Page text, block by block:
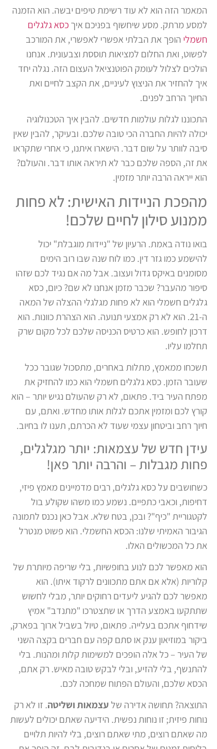
המאמר הזה הוא לא עוד רשימת טיפים יבשה. הוא הזמנה
למסע מרתק. מסע שיחשוף בפניכם איךכסא גלגלים
חשמליהופך את הבלתי אפשרי לאפשרי, את המורכב
לפשוט, ואת החלום למציאות תוססת וצבעונית. אנחנו
הולכים לצלול לעומק הפוטנציאל העצום הזה. נגלה יחד
איך להחזיר את הניצוץ לעיניים, את הקצב לחיים ואת
החיוך הרחב לפנים.
התכוננו לגלות עולמות חדשים. להבין איך הטכנולוגיה
יכולה להיות החברה הכי טובה שלכם. ובעיקר, להבין שאין
סיבה לוותר על שום דבר. הישארו איתנו, כי אחרי שתקראו
את זה, הספה שלכם כבר לא תיראה אותו דבר. והעולם?
הוא ייראה הרבה יותר מזמין.
מהפכת הניידות האישית: לא פחות
ממנוע סילון לחיים שלכם!
בואו נודה באמת. הרעיון של "ניידות מוגבלת" יכול
להישמע כמו גזר דין. כמו לוח שנה שבו רוב הימים
מסומנים באיקס גדול ועצוב. אבל מה אם נגיד לכם שזהו
סיפור מהעבר? שכבר מזמן אנחנו לא שם? כיום, כסא
גלגלים חשמלי הוא לא פחות מגלגלי ההצלה של המאה
ה-21. הוא לא רק אמצעי תנועה. הוא הצהרת כוונות. הוא
דרכון לחופש. הוא כרטיס הכניסה שלכם לכל מקום שרק
תחלמו עליו.
תשכחו ממאמץ, מתלות באחרים, מתסכול שגובר ככל
שעובר הזמן. כסא גלגלים חשמלי הוא כמו להחזיק את
מפתח העיר ביד. פתאום, לא רק שהעולם נגיש יותר – הוא
קורץ לכם ומזמין אתכם לגלות אותו מחדש. ואתם, עם
חיוך רחב וביטחון עצמי שעוד לא הכרתם, תענו לו בחיוב.
עידן חדש של עצמאות: יותר מגלגלים,
פחות מגבלות – והרבה יותר פאן!
כשחושבים על כסא גלגלים, רבים מדמיינים מאמץ פיזי,
דחיפות, וכאבי כתפיים. נשמע כמו משהו שקולע בול
לקטגוריית "כיף"? ובכן, בטח שלא. אבל כאן נכנס לתמונה
הגיבור האמיתי שלנו: הכסא החשמלי. הוא פשוט מנטרל
את כל המכשולים האלו.
הוא מאפשר לכם לנוע בחופשיות, בלי שריפה מיותרת של
קלוריות (אלא אם אתם מתכוונים לרקוד איתו). הוא
מאפשר לכם להגיע ליעדים רחוקים יותר, מבלי לחשוש
שתתקעו באמצע הדרך או שתצטרכו "מתנדב" אמיץ
שידחוף אתכם בעלייה. פתאום, טיול בשביל ארוך בפארק,
ביקור במוזיאון ענק או סתם קפה עם חברים בקצה השני
של העיר – כל אלה הופכים למשימות קלות ומהנות. בלי
להתנשף, בלי להזיע, ובלי לבקש טובה מאיש. רק אתם,
הכסא שלכם, והעולם הפתוח שמחכה לכם.
התוצאה? תחושה אדירה שלעצמאות ושליטה. זו לא רק
נוחות פיזית; זו נוחות נפשית. הידיעה שאתם יכולים לעשות
מה שאתם רוצים, מתי שאתם רוצים, בלי להיות תלויים